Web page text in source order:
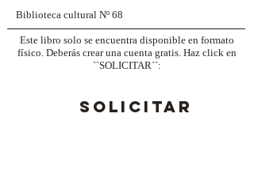
Biblioteca cultural Nº 68
Este libro solo se encuentra disponible en formato
físico. Deberás crear una cuenta gratis. Haz click en
``SOLICITAR´´:
SOLICITAR